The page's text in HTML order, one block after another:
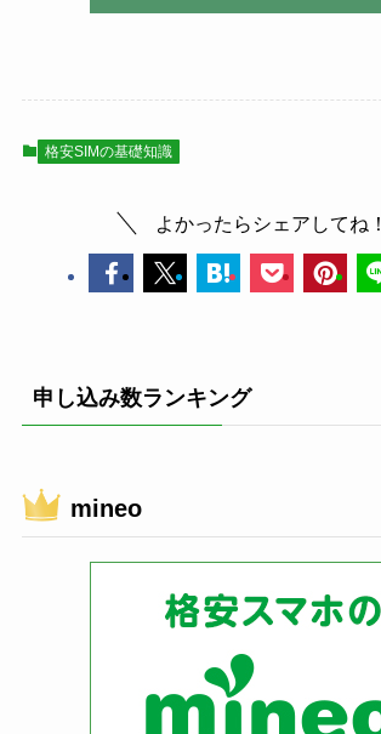
格安SIMの基礎知識
よかったらシェアしてね！
申し込み数ランキング
mineo